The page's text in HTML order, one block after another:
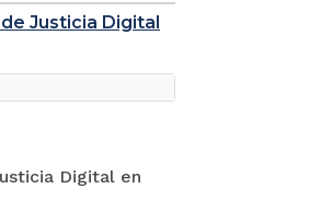
Justicia Digital
Digital en